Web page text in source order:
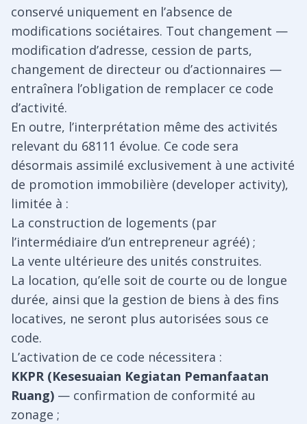
conservé uniquement en l’absence de
modifications sociétaires. Tout changement —
modification d’adresse, cession de parts,
changement de directeur ou d’actionnaires —
entraînera l’obligation de remplacer ce code
d’activité.
En outre, l’interprétation même des activités
relevant du 68111 évolue. Ce code sera
désormais assimilé exclusivement à une activité
de promotion immobilière (developer activity),
limitée à :
La construction de logements (par
l’intermédiaire d’un entrepreneur agréé) ;
La vente ultérieure des unités construites.
La location, qu’elle soit de courte ou de longue
durée, ainsi que la gestion de biens à des fins
locatives, ne seront plus autorisées sous ce
code.
L’activation de ce code nécessitera :
KKPR (Kesesuaian Kegiatan Pemanfaatan
Ruang) — confirmation de conformité au
zonage ;